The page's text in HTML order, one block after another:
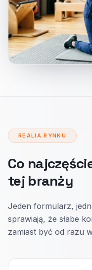
REALIA RYNKU
Co
tej branży
Jeden formularz,
sprawiają, że słabe
zamiast być od razu